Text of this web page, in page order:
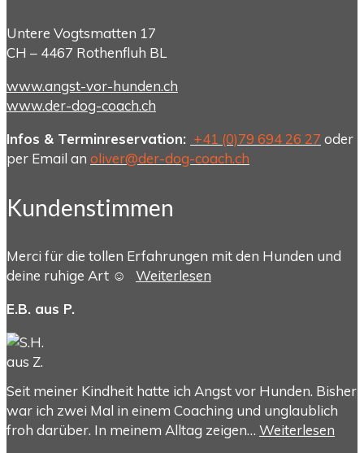
Untere Vogtsmatten 17
CH – 4467 Rothenfluh BL
www.angst-vor-hunden.ch
www.der-dog-coach.ch
Infos & Terminreservation: +41 (0)79 694 26 27 oder
per Email an oliver@der-dog-coach.ch
Kundenstimmen
Merci für die tollen Erfahrungen mit den Hunden und
deine ruhige Art ☺️ Weiterlesen
E.B. aus P.
Seit meiner Kindheit hatte ich Angst vor Hunden. Bisher
war ich zwei Mal in einem Coaching und unglaublich
froh darüber. In meinem Alltag zeigen… Weiterlesen